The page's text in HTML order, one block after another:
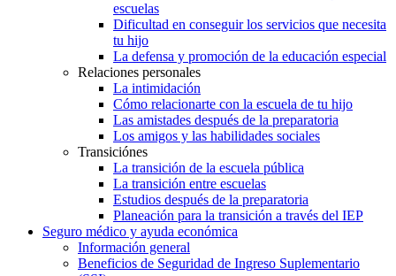
escuelas
Dificultad en conseguir los servicios que necesita
tu hijo
La defensa y promoción de la educación especial
Relaciones personales
La intimidación
Cómo relacionarte con la escuela de tu hijo
Las amistades después de la preparatoria
Los amigos y las habilidades sociales
Transiciónes
La transición de la escuela pública
La transición entre escuelas
Estudios después de la preparatoria
Planeación para la transición a través del IEP
Seguro médico y ayuda económica
Información general
Beneficios de Seguridad de Ingreso Suplementario